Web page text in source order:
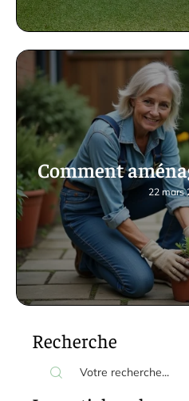
Comment
22 mars
Recherche